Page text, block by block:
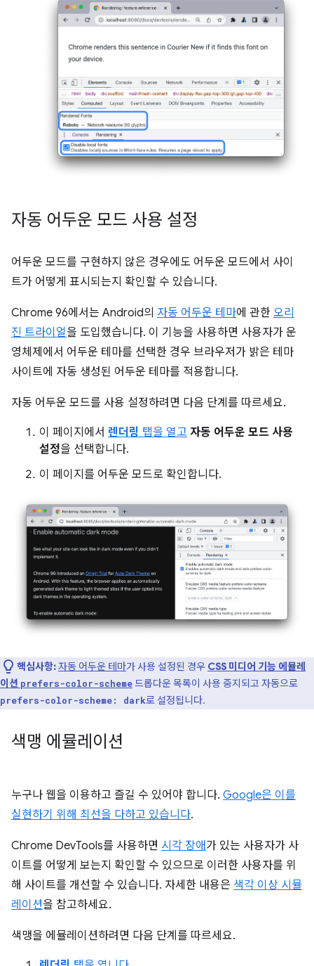
자동 어두운 모드 사용 설정
어두운 모드를 구현하지 않은 경우에도 어두운 모드에서 사이
트가 어떻게 표시되는지 확인할 수 있습니다.
Chrome 96에서는 Android의 자동 어두운 테마에 관한 오리
진 트라이얼을 도입했습니다. 이 기능을 사용하면 사용자가 운
영체제에서 어두운 테마를 선택한 경우 브라우저가 밝은 테마
사이트에 자동 생성된 어두운 테마를 적용합니다.
자동 어두운 모드를 사용 설정하려면 다음 단계를 따르세요.
이 페이지에서 렌더링 탭을 열고 자동 어두운 모드 사용
설정을 선택합니다.
이 페이지를 어두운 모드로 확인합니다.
핵심사항:자동 어두운 테마가 사용 설정된 경우 CSS 미디어 기능 에뮬레
이션 prefers-color-scheme드롭다운 목록이 사용 중지되고 자동으로
prefers-color-scheme: dark로 설정됩니다.
색맹 에뮬레이션
누구나 웹을 이용하고 즐길 수 있어야 합니다. Google은 이를
실현하기 위해 최선을 다하고 있습니다.
Chrome DevTools를 사용하면 시각 장애가 있는 사용자가 사
이트를 어떻게 보는지 확인할 수 있으므로 이러한 사용자를 위
해 사이트를 개선할 수 있습니다. 자세한 내용은 색각 이상 시뮬
레이션을 참고하세요.
색맹을 에뮬레이션하려면 다음 단계를 따르세요.